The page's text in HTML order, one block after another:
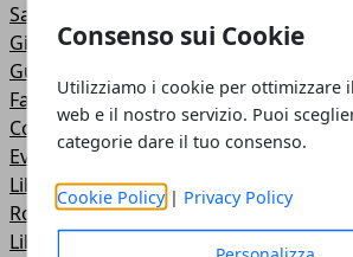
Consenso sui Cookie
Utilizziamo i cookie per ottimizzare
web e il nostro servizio. Puoi
categorie dare il tuo consenso.
Cookie Policy | Privacy Policy
Saggi
Gialli
Guide
Fantasy
Concorsi Letterari
Eventi
Libri di Marketing
Romantici
Libri per bambini